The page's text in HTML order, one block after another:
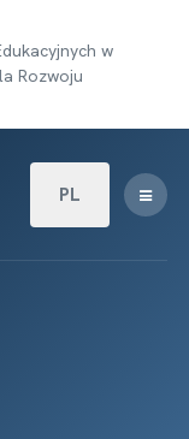
w
Rozwoju
Wybierz swój język
PL